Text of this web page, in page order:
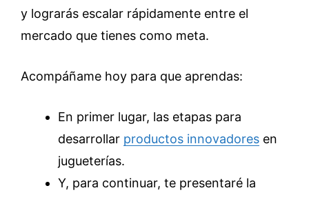
y lograrás escalar rápidamente entre el
mercado que tienes como meta.
Acompáñame hoy para que aprendas:
En primer lugar, las etapas para
desarrollar productos innovadores en
jugueterías.
Y, para continuar, te presentaré la